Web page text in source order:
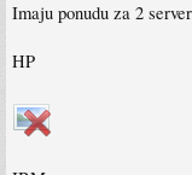
Imaju ponudu za 2
HP